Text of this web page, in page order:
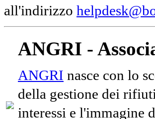
all'indirizzo
ANGRI -
ANGRI nasce con lo
della gestione dei
interessi e l'immagine